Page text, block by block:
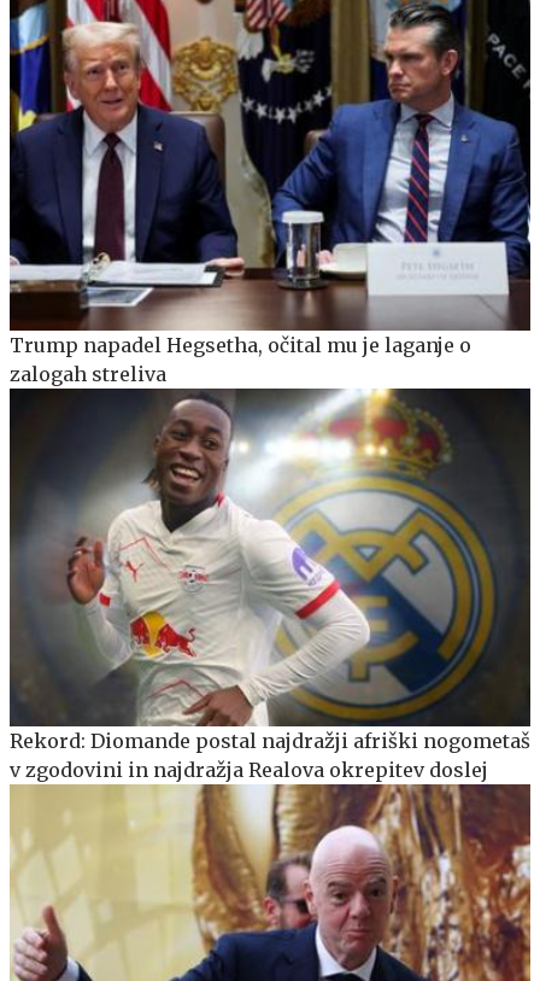
Trump napadel Hegsetha, očital mu je laganje o
zalogah streliva
Rekord: Diomande postal najdražji afriški nogometaš
v zgodovini in najdražja Realova okrepitev doslej